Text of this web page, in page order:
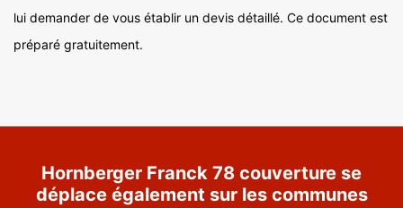
lui demander de vous établir un devis détaillé. Ce document est
préparé gratuitement.
Hornberger Franck 78 couverture se
déplace également sur les communes